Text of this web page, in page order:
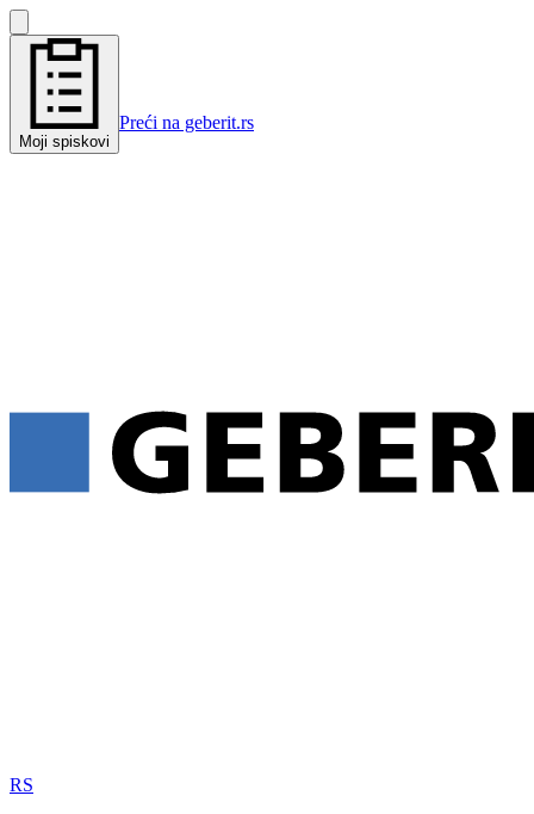
Moji spiskovi
Preći na geberit.rs
RS